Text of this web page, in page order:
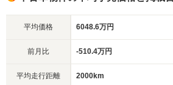
平均価格 6048.6万円
前月比 -510.4万円
平均走行距離 2000km